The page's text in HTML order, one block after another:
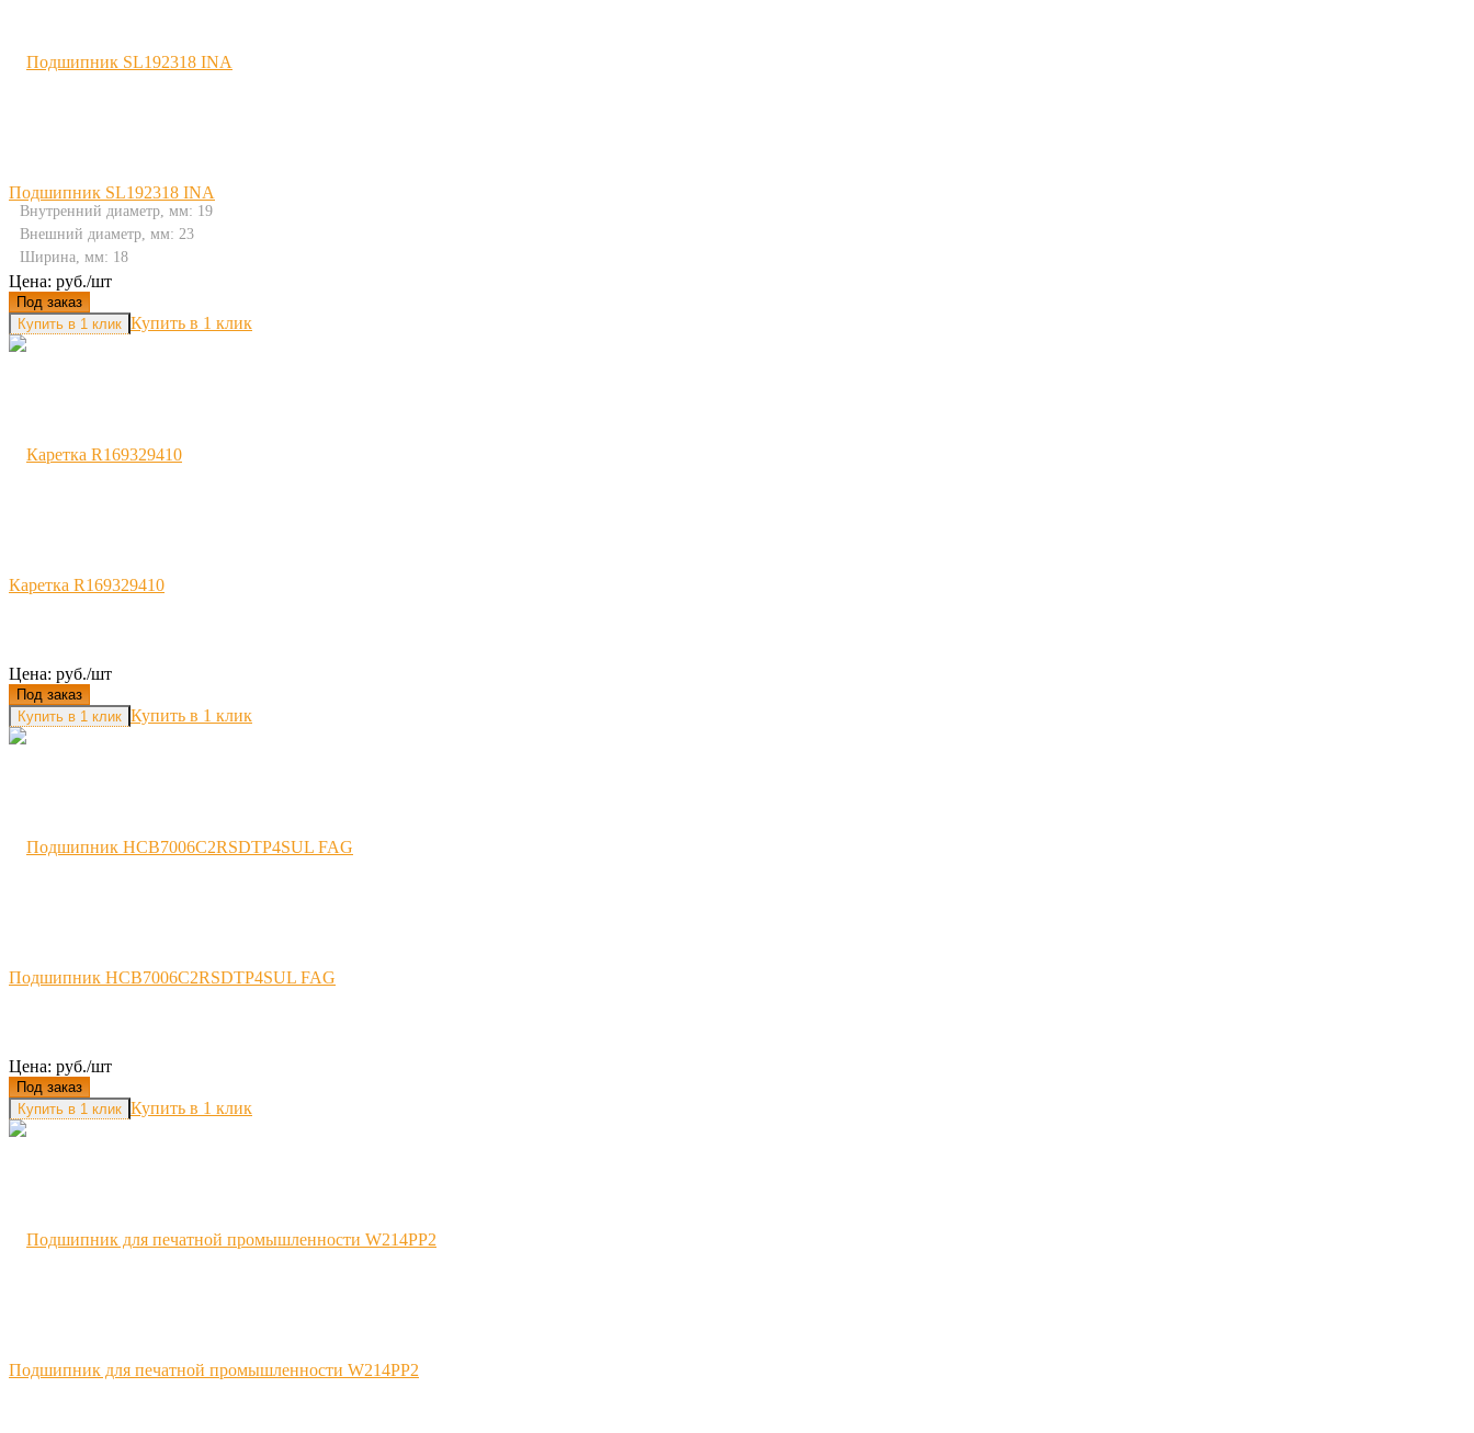
Подшипник SL192318 INA
Внутренний диаметр, мм: 19
Внешний диаметр, мм: 23
Ширина, мм: 18
Цена: руб./шт
Под заказ
Купить в 1 клик
Каретка R169329410
Цена: руб./шт
Под заказ
Купить в 1 клик
Подшипник HCB7006C2RSDTP4SUL FAG
Цена: руб./шт
Под заказ
Купить в 1 клик
Подшипник для печатной промышленности W214PP2